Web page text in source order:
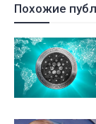
Похожие